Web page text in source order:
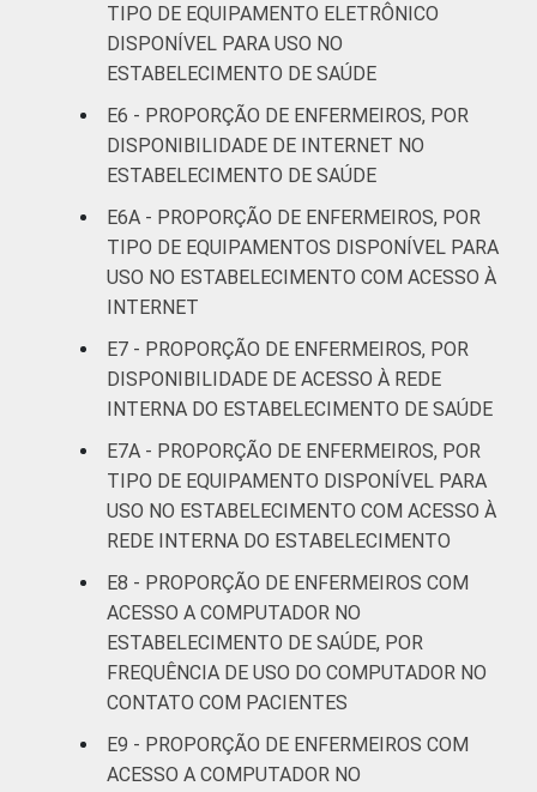
TIPO DE EQUIPAMENTO ELETRÔNICO
DISPONÍVEL PARA USO NO
ESTABELECIMENTO DE SAÚDE
E6 - PROPORÇÃO DE ENFERMEIROS, POR
DISPONIBILIDADE DE INTERNET NO
ESTABELECIMENTO DE SAÚDE
E6A - PROPORÇÃO DE ENFERMEIROS, POR
TIPO DE EQUIPAMENTOS DISPONÍVEL PARA
USO NO ESTABELECIMENTO COM ACESSO À
INTERNET
E7 - PROPORÇÃO DE ENFERMEIROS, POR
DISPONIBILIDADE DE ACESSO À REDE
INTERNA DO ESTABELECIMENTO DE SAÚDE
E7A - PROPORÇÃO DE ENFERMEIROS, POR
TIPO DE EQUIPAMENTO DISPONÍVEL PARA
USO NO ESTABELECIMENTO COM ACESSO À
REDE INTERNA DO ESTABELECIMENTO
E8 - PROPORÇÃO DE ENFERMEIROS COM
ACESSO A COMPUTADOR NO
ESTABELECIMENTO DE SAÚDE, POR
FREQUÊNCIA DE USO DO COMPUTADOR NO
CONTATO COM PACIENTES
E9 - PROPORÇÃO DE ENFERMEIROS COM
ACESSO A COMPUTADOR NO